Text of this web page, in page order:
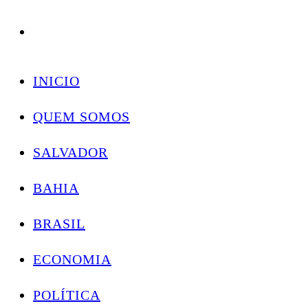
Skip
INICIO
QUEM SOMOS
SALVADOR
BAHIA
BRASIL
ECONOMIA
POLÍTICA